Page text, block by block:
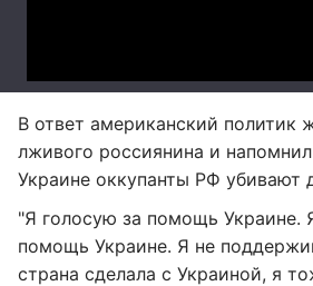
В ответ американский политик
лживого россиянина и
Украине оккупанты РФ убивают
"Я голосую за помощь Украине.
помощь Украине. Я не
страна сделала с Украиной, я